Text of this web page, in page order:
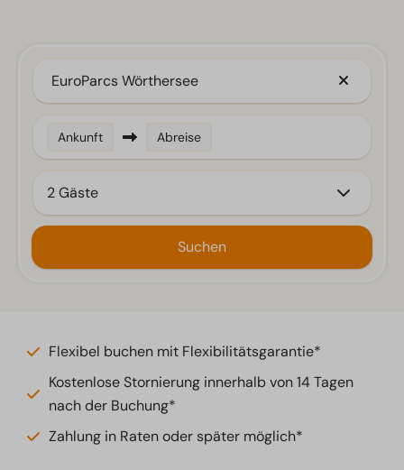
EuroParcs Wörthersee
Ankunft Abreise
2 Gäste
Suchen
Flexibel buchen mit Flexibilitätsgarantie*
Kostenlose Stornierung innerhalb von 14 Tagen
nach der Buchung*
Zahlung in Raten oder später möglich*